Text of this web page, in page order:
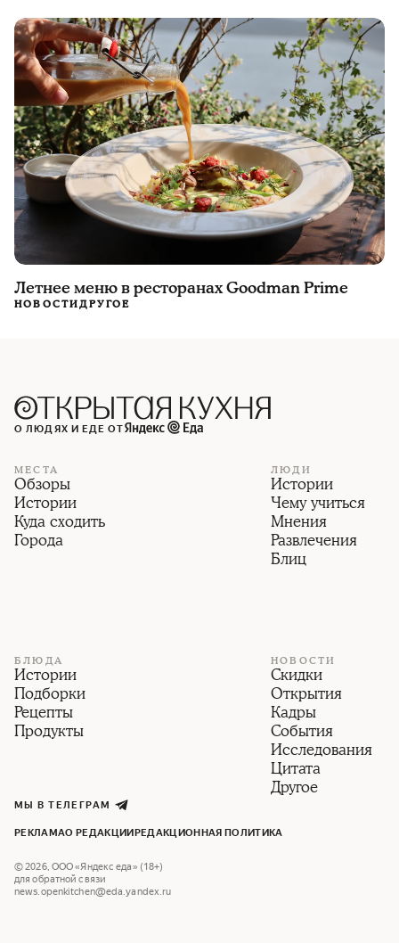
Летнее меню в ресторанах Goodman Prime
НОВОСТИДРУГОЕ
О ЛЮДЯХ И ЕДЕ ОТ
МЕСТА
Обзоры
Истории
Куда сходить
Города
ЛЮДИ
Истории
Чему учиться
Мнения
Развлечения
Блиц
БЛЮДА
Истории
Подборки
Рецепты
Продукты
НОВОСТИ
Скидки
Открытия
Кадры
События
Исследования
Цитата
Другое
МЫ В ТЕЛЕГРАМ
РЕКЛАМАО РЕДАКЦИИ РЕДАКЦИОННАЯ ПОЛИТИКА
©2026, ООО «Яндекс еда» (18+)
для обратной связи
news.openkitchen@eda.yandex.ru